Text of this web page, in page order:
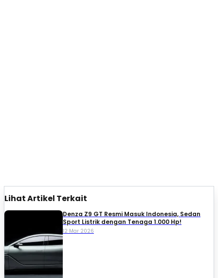
Lihat Artikel Terkait
Denza Z9 GT Resmi Masuk Indonesia, Sedan
Sport Listrik dengan Tenaga 1.000 Hp!
12 Mar 2026